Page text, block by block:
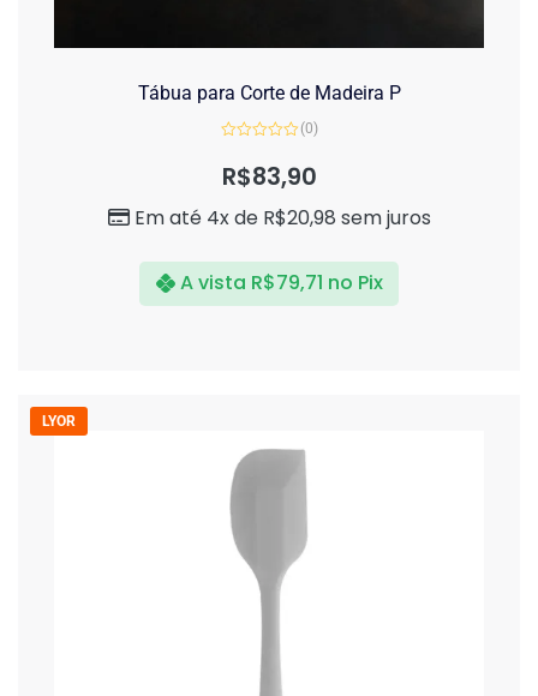
Tábua para Corte de Madeira P
de
(0)
R$83,90
Em até 4x de R$20,98 sem juros
A vista R$79,71 no Pix
LYOR